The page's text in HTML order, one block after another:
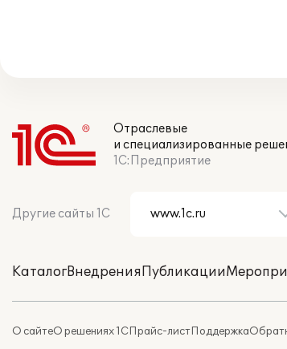
Отраслевые
и специализированные
1С:Предприятие
Другие сайты 1С
КаталогВнедренияПубликации
О сайтеО решениях 1СПрайс-листПоддержка